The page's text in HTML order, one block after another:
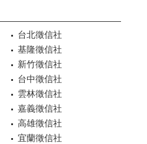
台北徵信社
基隆徵信社
新竹徵信社
台中徵信社
雲林徵信社
嘉義徵信社
高雄徵信社
宜蘭徵信社